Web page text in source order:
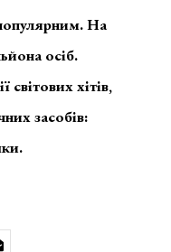
На
осіб.
хітів,
засобів: